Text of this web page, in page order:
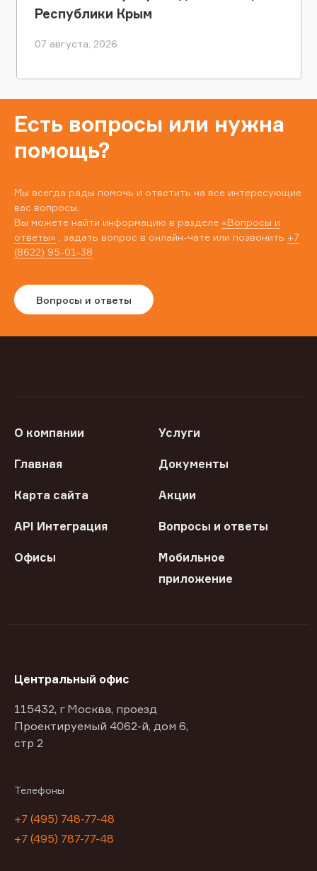
Республики Крым
07 августа, 2026
Есть вопросы или нужна
помощь?
Мы всегда рады помочь и ответить на все интересующие
вас вопросы.
Вы можете найти информацию в разделе «Вопросы и
ответы» , задать вопрос в онлайн-чате или позвонить +7
(8622) 95-01-38
Вопросы и ответы
О компании Услуги
Главная Документы
Карта сайта Акции
API Интеграция Вопросы и ответы
Офисы
Мобильное
приложение
Центральный офис
115432, г Москва, проезд
Проектируемый 4062-й, дом 6,
стр 2
Телефоны
+7 (495) 748-77-48
+7 (495) 787-77-48